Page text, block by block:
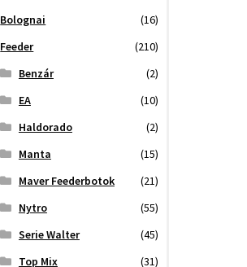
Bolognai
(16)
Feeder
(210)
Benzár
(2)
EA
(10)
Haldorado
(2)
Manta
(15)
Maver Feederbotok
(21)
Nytro
(55)
Serie Walter
(45)
Top Mix
(31)